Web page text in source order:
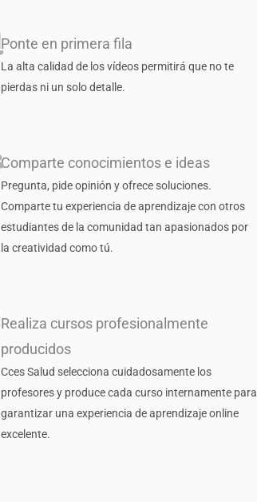
Ponte en primera fila
La alta calidad de los vídeos permitirá que no te
pierdas ni un solo detalle.
Comparte conocimientos e ideas
Pregunta, pide opinión y ofrece soluciones.
Comparte tu experiencia de aprendizaje con otros
estudiantes de la comunidad tan apasionados por
la creatividad como tú.
Realiza cursos profesionalmente
producidos
Cces Salud selecciona cuidadosamente los
profesores y produce cada curso internamente para
garantizar una experiencia de aprendizaje online
excelente.